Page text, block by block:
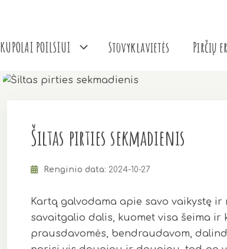
KUPOLAI POILSIUI Stovyklavietės Pirčių
Šiltas pirties sekmadienis
Renginio data: 2024-10-27
Kartą galvodama apie savo vaikystę
savaitgalio dalis, kuomet visa šeima
prausdavomės, bendraudavom,